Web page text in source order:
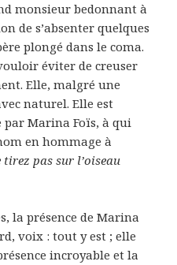
monsieur bedonnant à
de s’absenter quelques
plongé dans le coma.
éviter de creuser
Elle, malgré une
naturel. Elle est
par Marina Foïs, à qui
en hommage à
tirez pas sur l’oiseau
la présence de Marina
voix : tout y est ; elle
incroyable et la